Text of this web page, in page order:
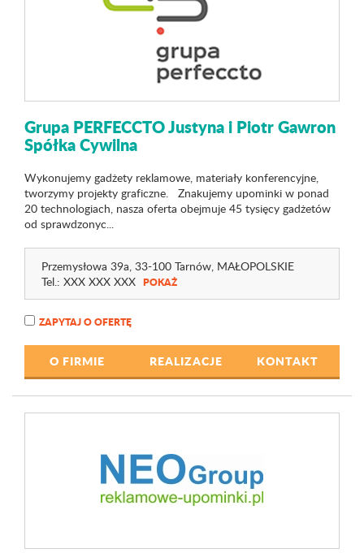
Grupa PERFECCTO Justyna i Piotr Gawron
Spółka Cywilna
Wykonujemy gadżety reklamowe, materiały konferencyjne,
tworzymy projekty graficzne. Znakujemy upominki w ponad
20 technologiach, nasza oferta obejmuje 45 tysięcy gadżetów
od sprawdzonyc...
Przemysłowa 39a, 33-100 Tarnów, MAŁOPOLSKIE
Tel.: XXX XXX XXX POKAŻ
ZAPYTAJ O OFERTĘ
O FIRMIE REALIZACJE KONTAKT